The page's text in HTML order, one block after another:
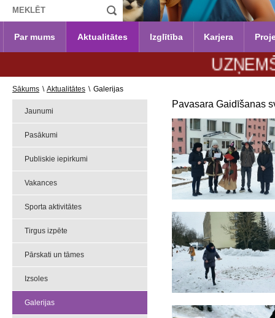
Par mums Aktualitātes Izglītība Karjera
Sākums \ Aktualitātes \ Galerijas
Jaunumi
Pasākumi
Publiskie iepirkumi
Vakances
Sporta aktivitātes
Tirgus izpēte
Pārskati un tāmes
Izsoles
Galerijas
Pavasara Gaidīšanas